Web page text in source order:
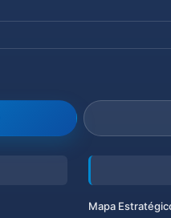
Mapa